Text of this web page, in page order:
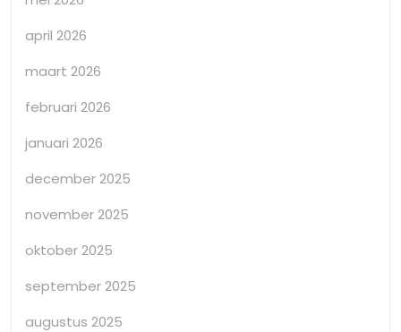
april 2026
maart 2026
februari 2026
januari 2026
december 2025
november 2025
oktober 2025
september 2025
augustus 2025